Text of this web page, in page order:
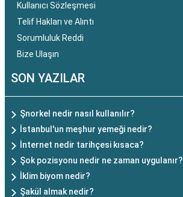
Kullanıcı Sözleşmesi
Telif Hakları ve Alıntı
Sorumluluk Reddi
Bize Ulaşın
SON YAZILAR
Şnorkel nedir nasıl kullanılır?
İstanbul'un meşhur yemeği nedir?
İnternet nedir tarihçesi kısaca?
Şok pozisyonu nedir ne zaman uygulanır?
İklim biyom nedir?
Şakül almak nedir?